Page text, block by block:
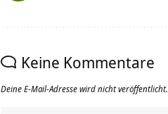
Keine Kommentare
Deine E-Mail-Adresse wird nicht veröffentlicht.